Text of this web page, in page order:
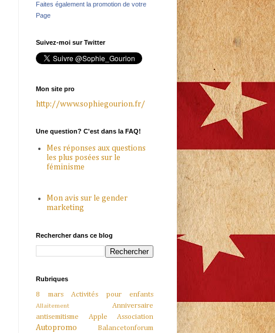
Faites également la promotion de votre
Page
Suivez-moi sur Twitter
Mon site pro
http://www.sophiegourion.fr/
Une question? C'est dans la FAQ!
Mes réponses aux questions
les plus posées sur le
féminisme
Mon avis sur le gender
marketing
Rechercher dans ce blog
Rubriques
8 mars Activités pour enfants
Allaitement
Anniversaire
antisemitisme
Apple Association
Autopromo Balancetonforum